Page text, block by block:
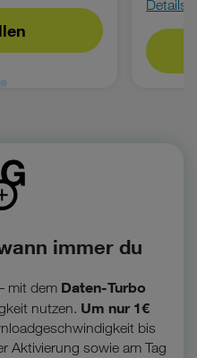
Details
immer du
mit dem Daten-Turbo
nutzen. Um nur 1€
bis
Aktivierung sowie am Tag